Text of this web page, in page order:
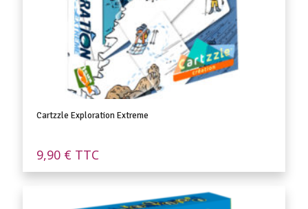
Cartzzle Exploration Extreme
9,90 € TTC